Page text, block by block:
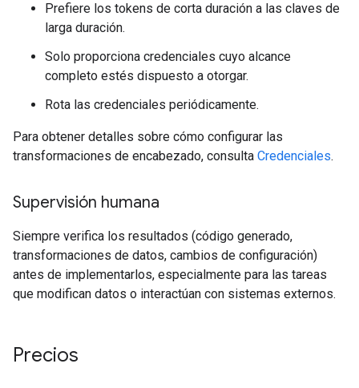
Prefiere los tokens de corta duración a las claves de
larga duración.
Solo proporciona credenciales cuyo alcance
completo estés dispuesto a otorgar.
Rota las credenciales periódicamente.
Para obtener detalles sobre cómo configurar las
transformaciones de encabezado, consulta Credenciales.
Supervisión humana
Siempre verifica los resultados (código generado,
transformaciones de datos, cambios de configuración)
antes de implementarlos, especialmente para las tareas
que modifican datos o interactúan con sistemas externos.
Precios